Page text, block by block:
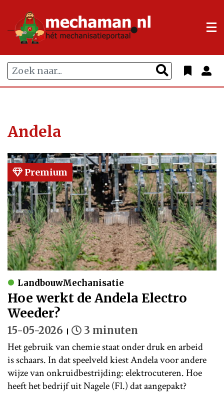
Andela
Premium
LandbouwMechanisatie
Hoe werkt de Andela Electro
Weeder?
15-05-2026 3 minuten
Het gebruik van chemie staat onder druk en arbeid
is schaars. In dat speelveld kiest Andela voor andere
wijze van onkruidbestrijding: elektrocuteren. Hoe
heeft het bedrijf uit Nagele (Fl.) dat aangepakt?